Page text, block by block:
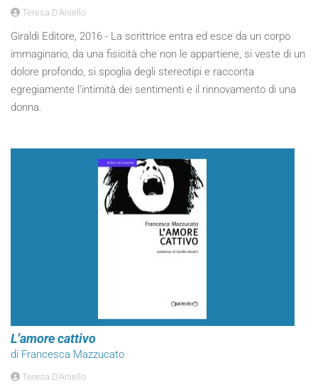
Teresa D'Aniello
Giraldi Editore, 2016 - La scrittrice entra ed esce da un corpo
immaginario, da una fisicità che non le appartiene, si veste di un
dolore profondo, si spoglia degli stereotipi e racconta
egregiamente l’intimità dei sentimenti e il rinnovamento di una
donna.
L’amore cattivo
di Francesca Mazzucato
Teresa D'Aniello